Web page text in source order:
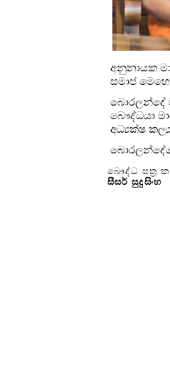
අනුනායක
සමාජ
බොරලන්දේ
බෞද්ධයා
අධ්‍යක්ෂ
බෞද්ධ පත්‍ර
සීසර් සුදුසිංහ